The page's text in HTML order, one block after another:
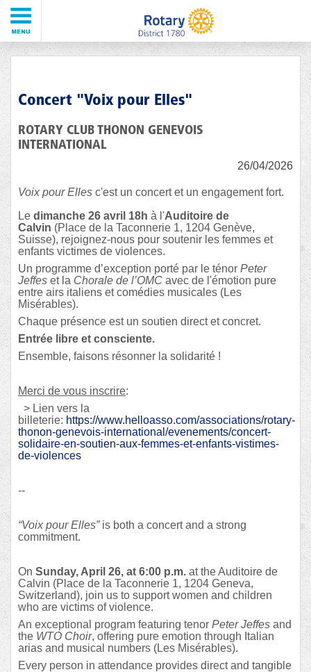
Concert "Voix pour Elles"
ROTARY CLUB THONON GENEVOIS
INTERNATIONAL
26/04/2026
Voix pour Elles c'est un concert et un engagement fort.
Le dimanche 26 avril 18h à l'Auditoire de
Calvin (Place de la Taconnerie 1, 1204 Genève,
Suisse), rejoignez-nous pour soutenir les femmes et
enfants victimes de violences.
Un programme d’exception porté par le ténor Peter
Jeffes et la Chorale de l’OMC avec de l'émotion pure
entre airs italiens et comédies musicales (Les
Misérables).
Chaque présence est un soutien direct et concret.
Entrée libre et consciente.
Ensemble, faisons résonner la solidarité !
Merci de vous inscrire:
> Lien vers la
billeterie: https://www.helloasso.com/associations/rotary-
thonon-genevois-international/evenements/concert-
solidaire-en-soutien-aux-femmes-et-enfants-vistimes-
de-violences
--
“Voix pour Elles”is both a concert and a strong
commitment.
On Sunday, April 26, at 6:00 p.m. at the Auditoire de
Calvin (Place de la Taconnerie 1, 1204 Geneva,
Switzerland), join us to support women and children
who are victims of violence.
An exceptional program featuring tenor Peter Jeffes and
the WTO Choir, offering pure emotion through Italian
arias and musical numbers (Les Misérables).
Every person in attendance provides direct and tangible